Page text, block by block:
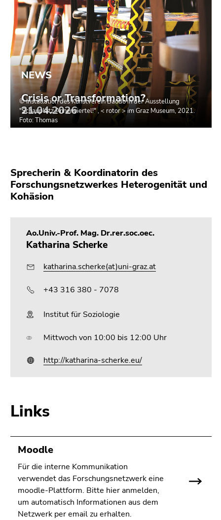
Sprecherin & Koordinatorin des
Forschungsnetzwerkes Heterogenität und
Kohäsion
Ao.Univ.-Prof. Mag. Dr.rer.soc.oec.
Katharina Scherke
katharina.scherke(at)uni-graz.at
+43 316 380 - 7078
Institut für Soziologie
Mittwoch von 10:00 bis 12:00 Uhr
http://katharina-scherke.eu/
Links
Moodle
Für die interne Kommunikation
verwendet das Forschungsnetzwerk eine
moodle-Plattform. Bitte hier anmelden,
um automatisch Informationen aus dem
Netzwerk per email zu erhalten.